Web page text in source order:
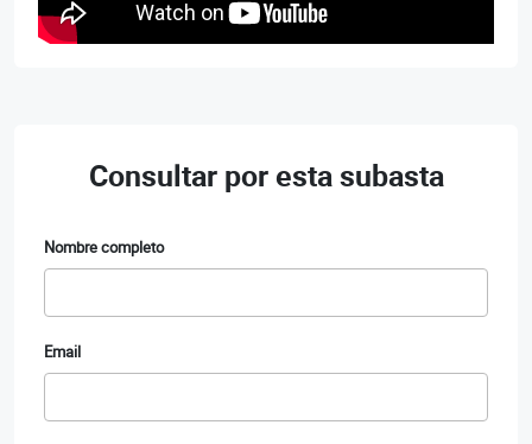
Consultar por esta subasta
Nombre completo
Email